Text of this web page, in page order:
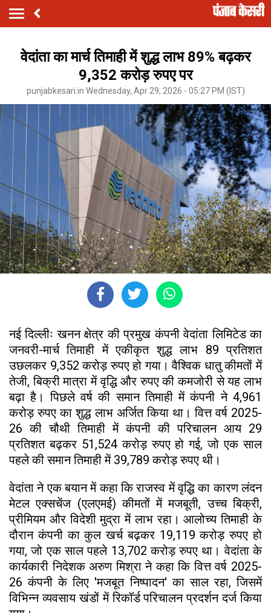
वेदांता का मार्च तिमाही में शुद्ध लाभ 89% बढ़कर
9,352 करोड़ रुपए पर
punjabkesari.in Wednesday, Apr 29, 2026 - 05:27 PM (IST)
नई दिल्लीः खनन क्षेत्र की प्रमुख कंपनी वेदांता लिमिटेड का
जनवरी-मार्च तिमाही में एकीकृत शुद्ध लाभ 89 प्रतिशत
उछलकर 9,352 करोड़ रुपए हो गया। वैश्विक धातु कीमतों में
तेजी, बिक्री मात्रा में वृद्धि और रुपए की कमजोरी से यह लाभ
बढ़ा है। पिछले वर्ष की समान तिमाही में कंपनी ने 4,961
करोड़ रुपए का शुद्ध लाभ अर्जित किया था। वित्त वर्ष 2025-
26 की चौथी तिमाही में कंपनी की परिचालन आय 29
प्रतिशत बढ़कर 51,524 करोड़ रुपए हो गई, जो एक साल
पहले की समान तिमाही में 39,789 करोड़ रुपए थी।
वेदांता ने एक बयान में कहा कि राजस्व में वृद्धि का कारण लंदन
मेटल एक्सचेंज (एलएमई) कीमतों में मजबूती, उच्च बिक्री,
प्रीमियम और विदेशी मुद्रा में लाभ रहा। आलोच्य तिमाही के
दौरान कंपनी का कुल खर्च बढ़कर 19,119 करोड़ रुपए हो
गया, जो एक साल पहले 13,702 करोड़ रुपए था। वेदांता के
कार्यकारी निदेशक अरुण मिश्रा ने कहा कि वित्त वर्ष 2025-
26 कंपनी के लिए 'मजबूत निष्पादन' का साल रहा, जिसमें
विभिन्न व्यवसाय खंडों में रिकॉर्ड परिचालन प्रदर्शन दर्ज किया